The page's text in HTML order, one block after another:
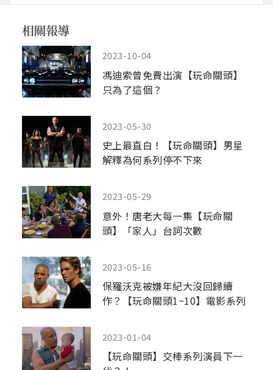
2023-10-04
馮迪索曾免費出演【玩命關頭】
只為了這個？
2023-05-30
史上最直白！【玩命關頭】男星
解釋為何系列停不下來
2023-05-29
意外！唐老大每一集【玩命關
頭】「家人」台詞次數
2023-05-16
保羅沃克被嫌年紀大沒回歸續
作？【玩命關頭1~10】電影系列
2023-01-04
【玩命關頭】交棒系列演員下一